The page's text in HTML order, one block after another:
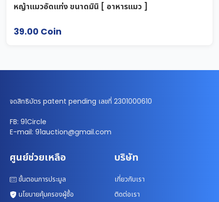
หญ้าแมวอัดแท่ง ขนาดมินิ [ อาหารแมว ]
39.00 Coin
จดสิทธิบัตร patent pending เลขที่ 2301000610
FB: 91Circle
E-mail: 91auction@gmail.com
ศูนย์ช่วยเหลือ
ขั้นตอนการประมูล
นโยบายคุ้มครองผู้ซื้อ
บริษัท
เกี่ยวกับเรา
ติดต่อเรา